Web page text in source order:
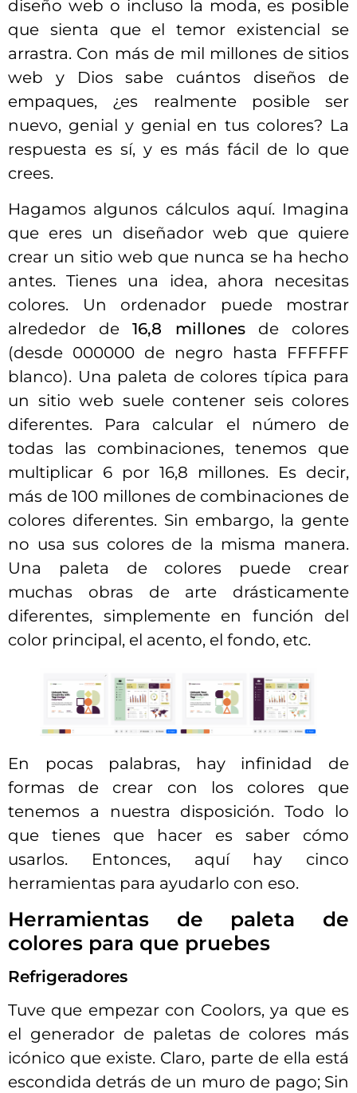
diseño web o incluso la moda, es posible
que sienta que el temor existencial se
arrastra. Con más de mil millones de sitios
web y Dios sabe cuántos diseños de
empaques, ¿es realmente posible ser
nuevo, genial y genial en tus colores? La
respuesta es sí, y es más fácil de lo que
crees.
Hagamos algunos cálculos aquí. Imagina
que eres un diseñador web que quiere
crear un sitio web que nunca se ha hecho
antes. Tienes una idea, ahora necesitas
colores. Un ordenador puede mostrar
alrededor de16,8 millonesde colores
(desde 000000 de negro hasta FFFFFF
blanco). Una paleta de colores típica para
un sitio web suele contener seis colores
diferentes. Para calcular el número de
todas las combinaciones, tenemos que
multiplicar 6 por 16,8 millones. Es decir,
más de 100 millones de combinaciones de
colores diferentes. Sin embargo, la gente
no usa sus colores de la misma manera.
Una paleta de colores puede crear
muchas obras de arte drásticamente
diferentes, simplemente en función del
color principal, el acento, el fondo, etc.
En pocas palabras, hay infinidad de
formas de crear con los colores que
tenemos a nuestra disposición. Todo lo
que tienes que hacer es saber cómo
usarlos. Entonces, aquí hay cinco
herramientas para ayudarlo con eso.
Herramientas de paleta de
colores para que pruebes
Refrigeradores
Tuve que empezar con Coolors, ya que es
el generador de paletas de colores más
icónico que existe. Claro, parte de ella está
escondida detrás de un muro de pago; Sin